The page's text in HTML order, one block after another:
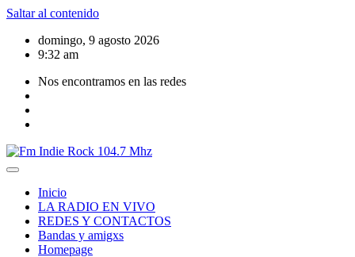
Saltar al contenido
domingo, 9 agosto 2026
9:32 am
Nos encontramos en las redes
Inicio
LA RADIO EN VIVO
REDES Y CONTACTOS
Bandas y amigxs
Homepage